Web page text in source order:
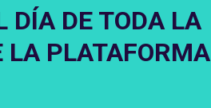
DÍA DE TODA LA
LA PLATAFORMA